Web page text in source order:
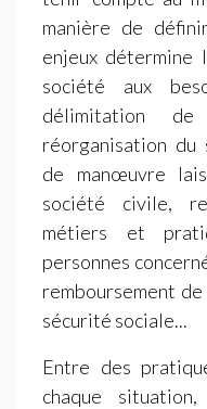
manière de
enjeux détermine
société aux
délimitation
réorganisation du
de manœuvre
société civile,
métiers et
personnes
remboursement
sécurité sociale...
Entre des
chaque